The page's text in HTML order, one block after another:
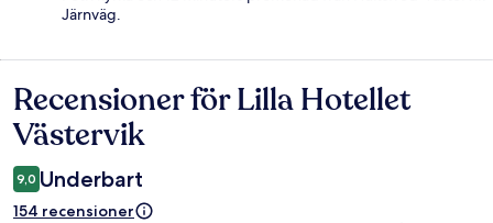
Järnväg.
Recensioner
Recensioner för Lilla Hotellet
Västervik
9,0 Underbart
154 recensioner